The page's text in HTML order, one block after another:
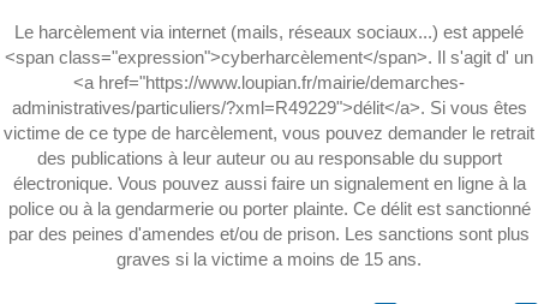
Le harcèlement via internet (mails, réseaux sociaux...) est appelé
<span class="expression">cyberharcèlement</span>. Il s'agit d' un
<a href="https://www.loupian.fr/mairie/demarches-
administratives/particuliers/?xml=R49229">délit</a>. Si vous êtes
victime de ce type de harcèlement, vous pouvez demander le retrait
des publications à leur auteur ou au responsable du support
électronique. Vous pouvez aussi faire un signalement en ligne à la
police ou à la gendarmerie ou porter plainte. Ce délit est sanctionné
par des peines d'amendes et/ou de prison. Les sanctions sont plus
graves si la victime a moins de 15 ans.